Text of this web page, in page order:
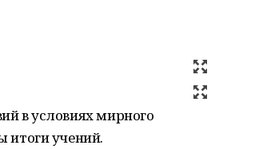
в условиях мирного
итоги учений.